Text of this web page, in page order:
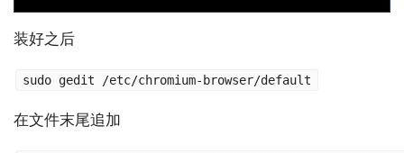
装好之后
sudo gedit /etc/chromium-browser/default
在文件末尾追加